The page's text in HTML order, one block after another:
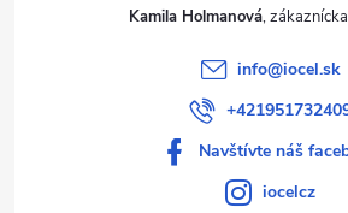
Kamila Holmanová
info@iocel.sk
Navštívte náš
iocelcz